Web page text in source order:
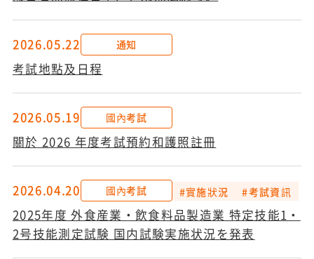
2026.05.22 通知
考試地點及日程
2026.05.19 國內考試
關於 2026 年度考試預約和護照註冊
2026.04.20 國內考試 #實施狀況 #考試資訊
2025年度 外食産業・飲食料品製造業 特定技能1・
2号技能測定試験 国内試験実施状況を発表